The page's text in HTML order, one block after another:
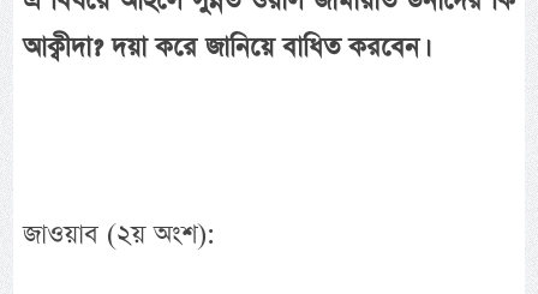
আক্বীদা? দয়া করে জানিয়ে বাধিত করবেন।
জাওয়াব (২য় অংশ):